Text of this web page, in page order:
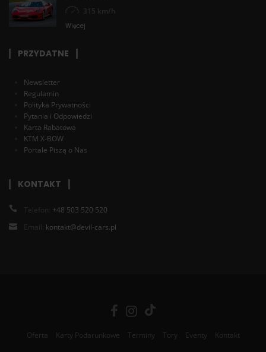
315 km/h
Więcej
PRZYDATNE
Newsletter
Regulamin
Polityka Prywatności
Pytania i Odpowiedzi
Karta Rabatowa
KTM X-BOW
Portale Piszą o Nas
KONTAKT
Telefon: +48 503 520 520
Email: kontakt@devil-cars.pl
Oferta Karty Podarunkowe Terminy Tory Eventy Kontakt